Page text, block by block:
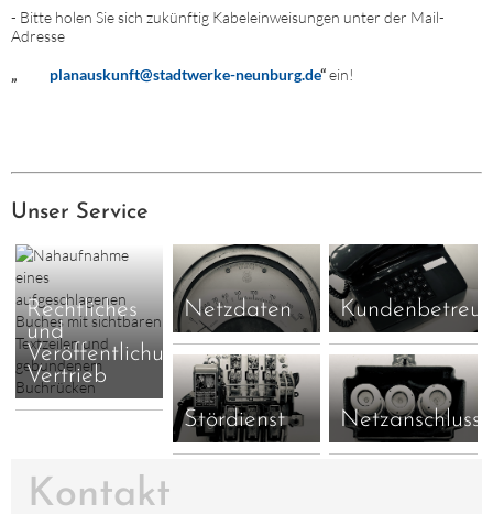
- Bitte holen Sie sich zukünftig Kabeleinweisungen unter der Mail-
Adresse
„ planauskunft@stadtwerke-neunburg.de“ein!
Unser Service
Rechtliches
und
Veröffentlichung
Vertrieb
Netzdaten
Stördienst Netzanschluss
Kontakt